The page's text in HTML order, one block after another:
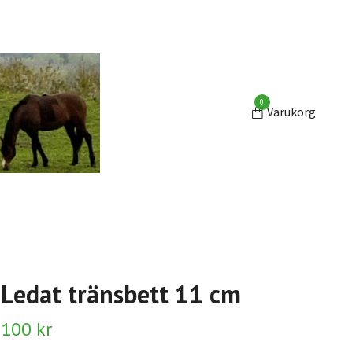
0
Varukorg
Ledat tränsbett 11 cm
100 kr